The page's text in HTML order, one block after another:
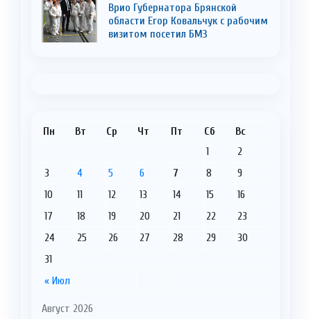
Врио Губернатора Брянской
области Егор Ковальчук с рабочим
визитом посетил БМЗ
Август 2026
Пн Вт Ср Чт Пт Сб Вс
« Июл
1
2
3
4 5 6 7 8
9
10
11 12 13 14 15
16
17
18 19 20 21 22
23
24
25 26 27 28 29
30
31